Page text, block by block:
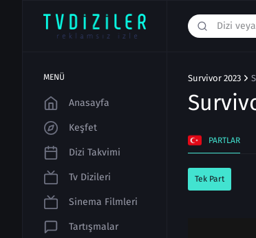
MENÜ
Anasayfa
Keşfet
Dizi Takvimi
Tv Dizileri
Sinema Filmleri
Tartışmalar
Survivor 2023
PARTLAR
Tek Part